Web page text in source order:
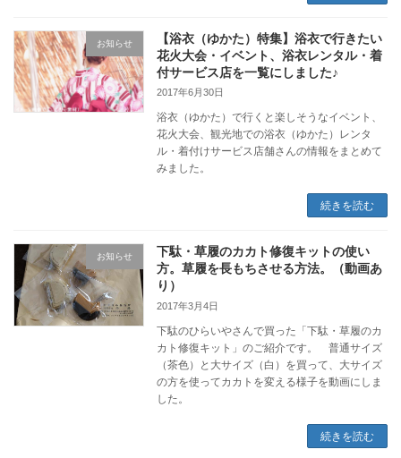
お知らせ
【浴衣（ゆかた）特集】浴衣で行きたい
花火大会・イベント、浴衣レンタル・着
付サービス店を一覧にしました♪
2017年6月30日
浴衣（ゆかた）で行くと楽しそうなイベント、
花火大会、観光地での浴衣（ゆかた）レンタ
ル・着付けサービス店舗さんの情報をまとめて
みました。
続きを読む
お知らせ
下駄・草履のカカト修復キットの使い
方。草履を長もちさせる方法。（動画あ
り）
2017年3月4日
下駄のひらいやさんで買った「下駄・草履のカ
カト修復キット」のご紹介です。 普通サイズ
（茶色）と大サイズ（白）を買って、大サイズ
の方を使ってカカトを変える様子を動画にしま
した。
続きを読む